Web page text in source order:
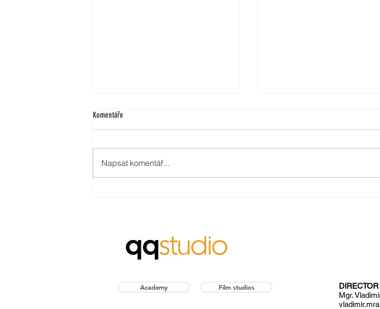
qqstudio spustilo iFILMcz
Komentáře
Napsat komentář...
Academy Film studios
DIRECTOR
Mgr.